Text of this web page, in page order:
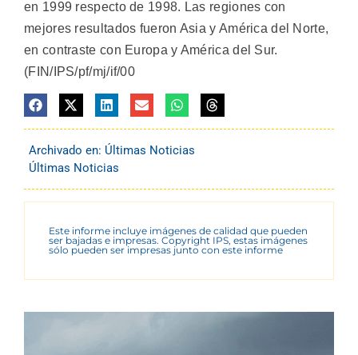
en 1999 respecto de 1998. Las regiones con
mejores resultados fueron Asia y América del Norte,
en contraste con Europa y América del Sur.
(FIN/IPS/pf/mj/if/00
Archivado en: Últimas Noticias
Últimas Noticias
Este informe incluye imágenes de calidad que pueden
ser bajadas e impresas. Copyright IPS, estas imágenes
sólo pueden ser impresas junto con este informe